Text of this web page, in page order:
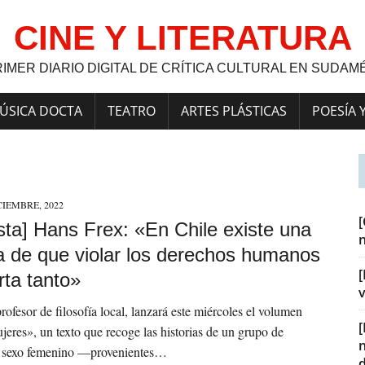
CINE Y LITERATURA
DIARIO DIGITAL DE CRÍTICA CULTURAL EN
DOCTA TEATRO ARTES PLÁSTICAS POESÍA
2022
Hans Frex: «En Chile existe una
de que violar los derechos humanos
tanto»
de filosofía local, lanzará este miércoles el volumen
un texto que recoge las historias de un grupo de
femenino —provenientes…